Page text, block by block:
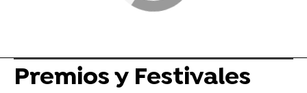
Premios y Festivales